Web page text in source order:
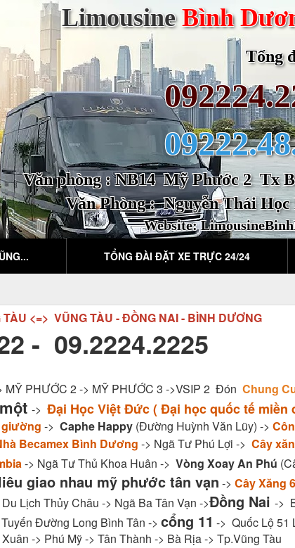
LimousineBình
Tổng đài
Văn phòng : NB14 Mỹ Phước 2 Tx
Văn Phòng : Nguyễn Thái Học
Website:
TỔNG ĐÀI ĐẶT XE TRỰC 24/24
<=> VŨNG TÀU - ĐỒNG NAI - BÌNH DƯƠNG
- 09.2224.2225
PHƯỚC 2 -> MỸ PHƯỚC 3 ->VSIP 2 Đón Chung
-> Đại Học Việt Đức ( Đại học quốc tế miền
giường -> Caphe Happy (Đường Huỳnh Văn Lũy) ->
Becamex Bình Dương -> Ngã Tư Phú Lợi -> Cây
-> Ngã Tư Thủ Khoa Huân -> Vòng Xoay An Phú
giao nhau mỹ phước tân vạn -> Cây Xăng
Lịch Thủy Châu -> Ngã Ba Tân Vạn ->Đồng Nai ->
Đường Long Bình Tân -> cổng 11 -> Quốc Lộ 51
-> Phú Mỹ -> Tân Thành -> Bà Rịa -> Tp.Vũng Tàu